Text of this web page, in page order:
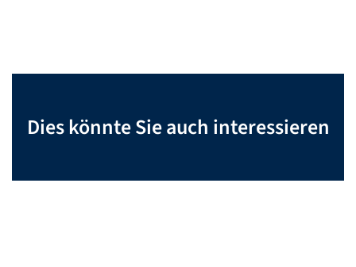
Dies könnte Sie auch interessieren